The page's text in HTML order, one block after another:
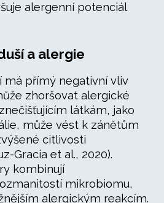
alergenní potenciál
a alergie
má přímý negativní vliv
zhoršovat alergické
látkám, jako
může vést k zánětům
citlivosti
Gracia et al., 2020).
kombinují
mikrobiomu,
alergickým reakcím.